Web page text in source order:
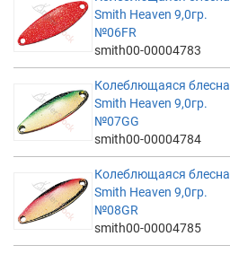
Smith Heaven 9,0гр.
№06FR
smith00-00004783
Колеблющаяся блесна
Smith Heaven 9,0гр.
№07GG
smith00-00004784
Колеблющаяся блесна
Smith Heaven 9,0гр.
№08GR
smith00-00004785